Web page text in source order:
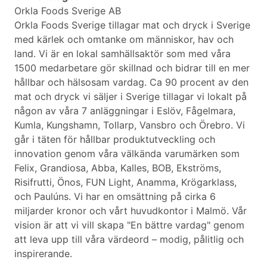
Orkla Foods Sverige AB
Orkla Foods Sverige tillagar mat och dryck i Sverige
med kärlek och omtanke om människor, hav och
land. Vi är en lokal samhällsaktör som med våra
1500 medarbetare gör skillnad och bidrar till en mer
hållbar och hälsosam vardag. Ca 90 procent av den
mat och dryck vi säljer i Sverige tillagar vi lokalt på
någon av våra 7 anläggningar i Eslöv, Fågelmara,
Kumla, Kungshamn, Tollarp, Vansbro och Örebro. Vi
går i täten för hållbar produktutveckling och
innovation genom våra välkända varumärken som
Felix, Grandiosa, Abba, Kalles, BOB, Ekströms,
Risifrutti, Önos, FUN Light, Anamma, Krögarklass,
och Paulúns. Vi har en omsättning på cirka 6
miljarder kronor och vårt huvudkontor i Malmö. Vår
vision är att vi vill skapa "En bättre vardag" genom
att leva upp till våra värdeord – modig, pålitlig och
inspirerande.